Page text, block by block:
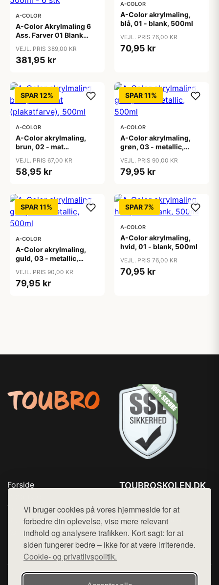
Vi bruger cookies på vores hjemmeside for at
forbedre din oplevelse, vise mere relevant
indhold og analysere trafikken. Kort sagt: for at
siden fungerer bedre – ikke for at være irriterende.
Cookie- og privatlivspolitik.
A-COLOR
A-Color Akrylmaling 6
Ass. Farver 01 Blank
VEJL. PRIS 389,00 KR
381,95 kr
A-COLOR
A-Color akrylmaling,
blå, 01 - blank, 500ml
VEJL. PRIS 76,00 KR
70,95 kr
SPAR 12%
A-COLOR
A-Color akrylmaling,
brun, 02 - mat
VEJL. PRIS 67,00 KR
58,95 kr
SPAR 11%
A-COLOR
A-Color akrylmaling,
grøn, 03 - metallic,
VEJL. PRIS 90,00 KR
79,95 kr
SPAR 11%
A-COLOR
A-Color akrylmaling,
guld, 03 - metallic,
VEJL. PRIS 90,00 KR
79,95 kr
SPAR 7%
A-COLOR
A-Color akrylmaling,
hvid, 01 - blank, 500ml
VEJL. PRIS 76,00 KR
70,95 kr
Forside
Top Rabatter
Blog
Kontakt
TOUBROSKOLEN.DK
Mail: hej@want.dk
Cookie- og privatlivspolitik